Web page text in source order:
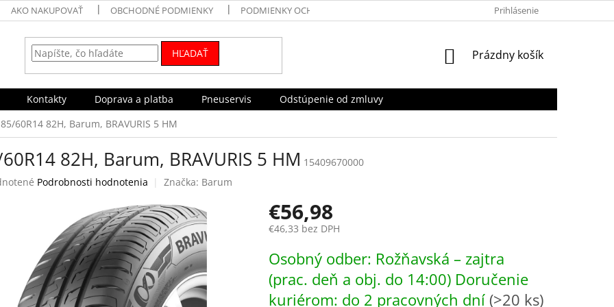
AKO NAKUPOVAŤ OBCHODNÉ PODMIENKY PODMIENKY OCHRANY OSOBNÝCH ÚDAJOV Prihlásenie
HĽADAŤ
NÁKUPNÝ
Prázdny košík
Kontakty Doprava a platba Pneuservis
Odstúpenie od zmluvy
60R14 82H, Barum, BRAVURIS 5 HM
82H, Barum, BRAVURIS 5 HM 15409670000
Podrobnosti hodnotenia Značka: Barum
€56,98
€46,33 bez DPH
cena:
Osobný odber: Rožňavská – zajtra
(prac. deň a obj. do 14:00) Doručenie
kuriérom: do 2 pracovných dní (>20 ks)